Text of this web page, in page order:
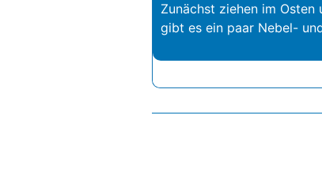
Zunächst ziehen im
gibt es ein paar Nebel-